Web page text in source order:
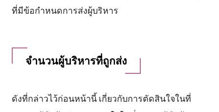
ที่มีข้อกำหนดการส่งผู้บริหาร
จำนวนผู้บริหารที่ถูกส่ง
ดังที่กล่าวไว้ก่อนหน้านี้ เกี่ยวกับการตัดสินใจในที่